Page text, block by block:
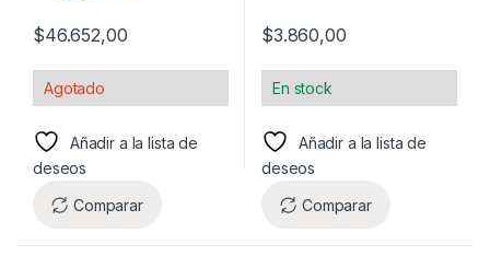
$46.652,00
Agotado
Añadir a la lista de
deseos
Comparar
$3.860,00
En stock
Añadir a la lista de
deseos
Comparar